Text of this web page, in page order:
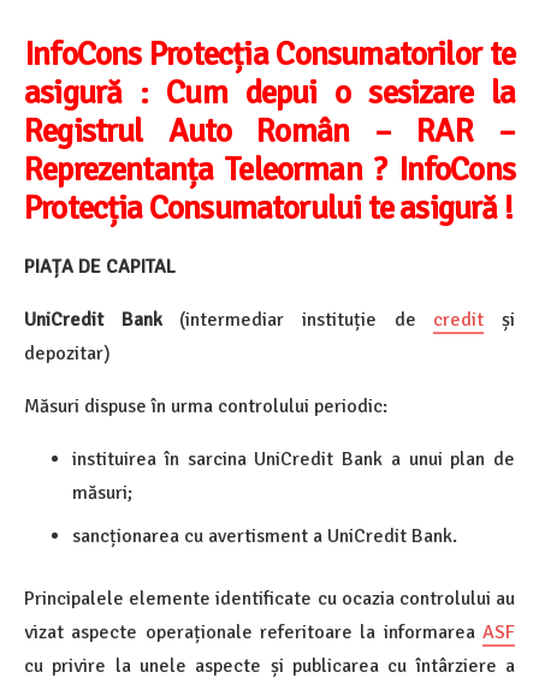
InfoCons Protecția Consumatorilor te
asigură : Cum depui o sesizare la
Registrul Auto Român – RAR –
Reprezentanța Teleorman ? InfoCons
Protecția Consumatorului te asigură !
PIAȚA DE CAPITAL
UniCredit Bank (intermediar instituție de credit și
depozitar)
Măsuri dispuse în urma controlului periodic:
instituirea în sarcina UniCredit Bank a unui plan de
măsuri;
sancționarea cu avertisment a UniCredit Bank.
Principalele elemente identificate cu ocazia controlului au
vizat aspecte operaționale referitoare la informarea ASF
cu privire la unele aspecte și publicarea cu întârziere a